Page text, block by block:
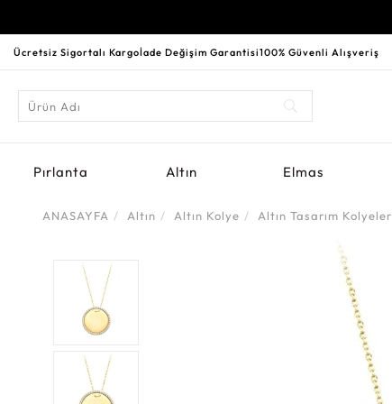
Ücretsiz Sigortalı Kargoİade Değişim Garantisi100% Güvenli Alışveriş
Pırlanta Altın Elmas
ANASAYFA Altın Altın Kolye Altın Tasarım Kolyeler